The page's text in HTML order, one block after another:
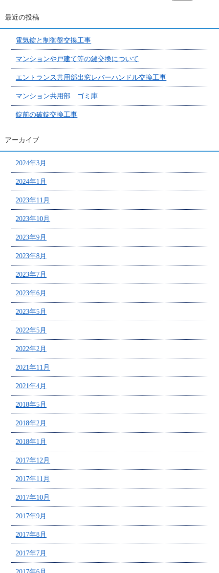
最近の投稿
電気錠と制御盤交換工事
マンションや戸建て等の鍵交換について
エントランス共用部出窓レバーハンドル交換工事
マンション共用部 ゴミ庫
錠前の破錠交換工事
アーカイブ
2024年3月
2024年1月
2023年11月
2023年10月
2023年9月
2023年8月
2023年7月
2023年6月
2023年5月
2022年5月
2022年2月
2021年11月
2021年4月
2018年5月
2018年2月
2018年1月
2017年12月
2017年11月
2017年10月
2017年9月
2017年8月
2017年7月